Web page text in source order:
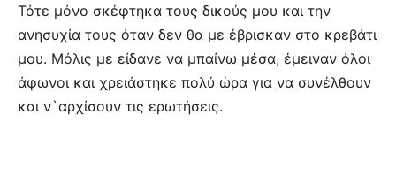
Τότε μόνο σκέφτηκα τους δικούς μου και την
ανησυχία τους όταν δεν θα με έβρισκαν στο κρεβάτι
μου. Μόλις με είδανε να μπαίνω μέσα, έμειναν όλοι
άφωνοι και χρειάστηκε πολύ ώρα για να συνέλθουν
και ν`αρχίσουν τις ερωτήσεις.